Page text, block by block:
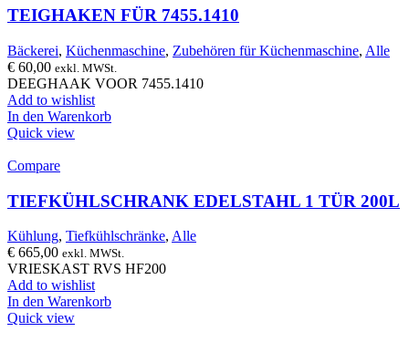
TEIGHAKEN FÜR 7455.1410
Bäckerei, Küchenmaschine, Zubehören für Küchenmaschine, Alle
€ 60,00 exkl. MWSt.
DEEGHAAK VOOR 7455.1410
Add to wishlist
In den Warenkorb
Quick view
Compare
TIEFKÜHLSCHRANK EDELSTAHL 1 TÜR 200L
Kühlung, Tiefkühlschränke, Alle
€ 665,00 exkl. MWSt.
VRIESKAST RVS HF200
Add to wishlist
In den Warenkorb
Quick view